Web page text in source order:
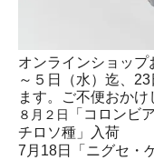
オンラインショッ
～５日（水）迄、
ます。ご不便おかけ
８月２日
「コロンビ
チロソ種」入荷
7月18日「ニグセ・